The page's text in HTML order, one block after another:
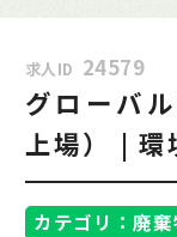
求人ID 24579
グローバ
上場） | 環
カテゴリ：廃